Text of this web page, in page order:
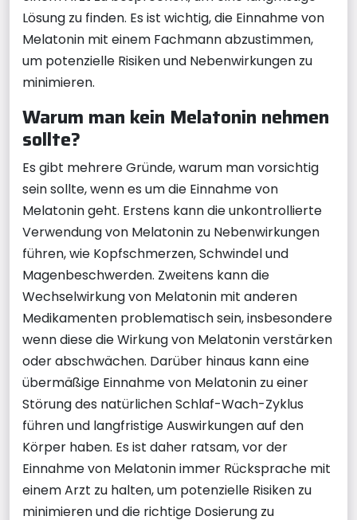
Lösung zu finden. Es ist wichtig, die Einnahme von
Melatonin mit einem Fachmann abzustimmen,
um potenzielle Risiken und Nebenwirkungen zu
minimieren.
Warum man kein Melatonin nehmen
sollte?
Es gibt mehrere Gründe, warum man vorsichtig
sein sollte, wenn es um die Einnahme von
Melatonin geht. Erstens kann die unkontrollierte
Verwendung von Melatonin zu Nebenwirkungen
führen, wie Kopfschmerzen, Schwindel und
Magenbeschwerden. Zweitens kann die
Wechselwirkung von Melatonin mit anderen
Medikamenten problematisch sein, insbesondere
wenn diese die Wirkung von Melatonin verstärken
oder abschwächen. Darüber hinaus kann eine
übermäßige Einnahme von Melatonin zu einer
Störung des natürlichen Schlaf-Wach-Zyklus
führen und langfristige Auswirkungen auf den
Körper haben. Es ist daher ratsam, vor der
Einnahme von Melatonin immer Rücksprache mit
einem Arzt zu halten, um potenzielle Risiken zu
minimieren und die richtige Dosierung zu